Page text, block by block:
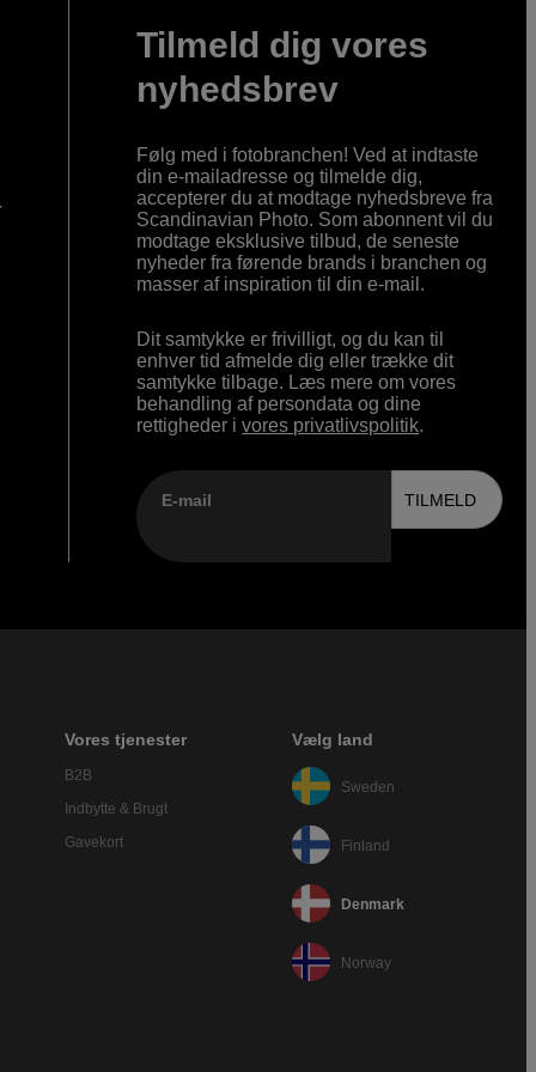
Tilmeld dig vores
nyhedsbrev
Følg med i fotobranchen! Ved at indtaste
din e-mailadresse og tilmelde dig,
accepterer du at modtage nyhedsbreve fra
Scandinavian Photo. Som abonnent vil du
modtage eksklusive tilbud, de seneste
nyheder fra førende brands i branchen og
masser af inspiration til din e-mail.
Dit samtykke er frivilligt, og du kan til
enhver tid afmelde dig eller trække dit
samtykke tilbage. Læs mere om vores
behandling af persondata og dine
rettigheder ivores privatlivspolitik.
E-mail TILMELD
Vores tjenester
B2B
Indbytte & Brugt
Gavekort
Vælg land
Sweden
Finland
Denmark
Norway